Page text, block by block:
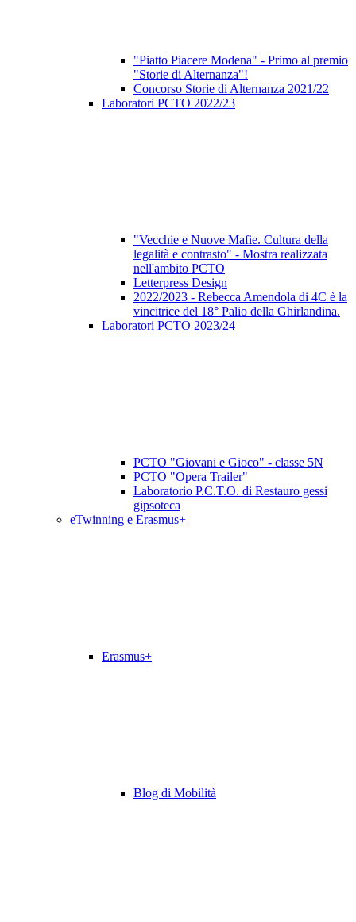
"Piatto Piacere Modena" - Primo al premio
"Storie di Alternanza"!
Concorso Storie di Alternanza 2021/22
Laboratori PCTO 2022/23
"Vecchie e Nuove Mafie. Cultura della
legalità e contrasto" - Mostra realizzata
nell'ambito PCTO
Letterpress Design
2022/2023 - Rebecca Amendola di 4C è la
vincitrice del 18° Palio della Ghirlandina.
Laboratori PCTO 2023/24
PCTO "Giovani e Gioco" - classe 5N
PCTO "Opera Trailer"
Laboratorio P.C.T.O. di Restauro gessi
gipsoteca
eTwinning e Erasmus+
Erasmus+
Blog di Mobilità